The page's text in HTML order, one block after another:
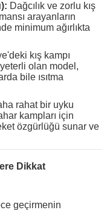
Dağcılık ve zorlu kış
arayanların
minimum ağırlıkta
kış kampı
olan model,
bile ısıtma
rahat bir uyku
kampları için
özgürlüğü sunar ve
Dikkat
geçirmenin